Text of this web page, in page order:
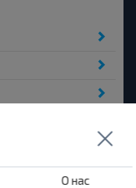
О нас